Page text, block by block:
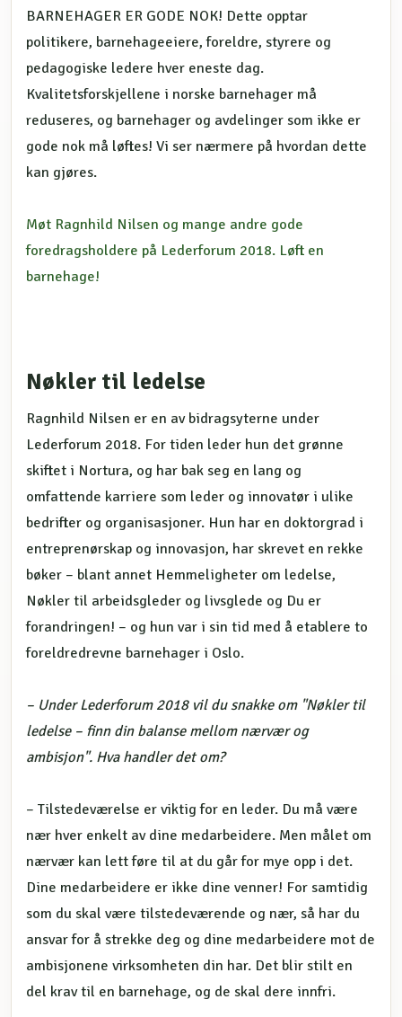
BARNEHAGER ER GODE NOK! Dette opptar
politikere, barnehageeiere, foreldre, styrere og
pedagogiske ledere hver eneste dag.
Kvalitetsforskjellene i norske barnehager må
reduseres, og barnehager og avdelinger som ikke er
gode nok må løftes! Vi ser nærmere på hvordan dette
kan gjøres.
Møt Ragnhild Nilsen og mange andre gode
foredragsholdere på Lederforum 2018. Løft en
barnehage!
Nøkler til ledelse
Ragnhild Nilsen er en av bidragsyterne under
Lederforum 2018. For tiden leder hun det grønne
skiftet i Nortura, og har bak seg en lang og
omfattende karriere som leder og innovatør i ulike
bedrifter og organisasjoner. Hun har en doktorgrad i
entreprenørskap og innovasjon, har skrevet en rekke
bøker – blant annet Hemmeligheter om ledelse,
Nøkler til arbeidsgleder og livsglede og Du er
forandringen! – og hun var i sin tid med å etablere to
foreldredrevne barnehager i Oslo.
– Under Lederforum 2018 vil du snakke om "Nøkler til
ledelse – finn din balanse mellom nærvær og
ambisjon". Hva handler det om?
– Tilstedeværelse er viktig for en leder. Du må være
nær hver enkelt av dine medarbeidere. Men målet om
nærvær kan lett føre til at du går for mye opp i det.
Dine medarbeidere er ikke dine venner! For samtidig
som du skal være tilstedeværende og nær, så har du
ansvar for å strekke deg og dine medarbeidere mot de
ambisjonene virksomheten din har. Det blir stilt en
del krav til en barnehage, og de skal dere innfri.